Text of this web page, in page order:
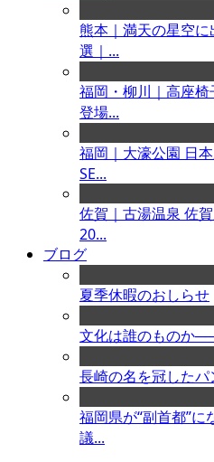
熊本｜満天の星空
選｜...
福岡・柳川｜高座
登場...
福岡｜大濠公園 日
SE...
佐賀｜古湯温泉 佐
20...
ブログ
夏季休暇のおしらせ
文化は誰のものか
長崎の名を冠した
福岡県が“副首都”に
議...